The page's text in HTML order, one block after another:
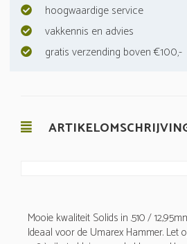
hoogwaardige service
vakkennis en advies
gratis verzending boven €100,-
Mooie kwaliteit Solids in .510 /
Ideaal voor de Umarex Hammer. Let